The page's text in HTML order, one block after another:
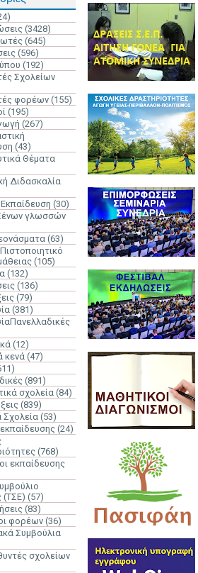
(3428)
(645)
(596)
(192)
Σχολείων
φορέων (155)
(195)
(267)
(43)
Θέματα
Διδασκαλία
Εκπαίδευση (30)
γλωσσών
(63)
(105)
(132)
(136)
(79)
(381)
(12)
κενά(47)
(891)
σχολεία (84)
(839)
(53)
(24)
(768)
εκπαίδευσης
(ΤΣΕ) (57)
(83)
φορέων(36)
Συμβούλια
σχολείων